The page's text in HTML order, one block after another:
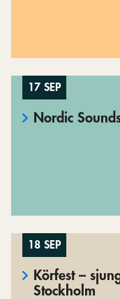
17 SEP
Nordic
18 SEP
Körfest –
Stockholm